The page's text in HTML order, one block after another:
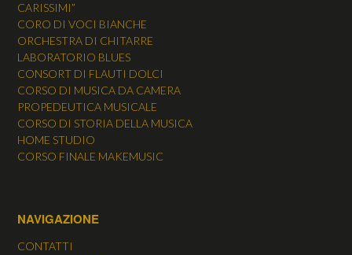
CARISSIMI”
CORO DI VOCI BIANCHE
ORCHESTRA DI CHITARRE
LABORATORIO BLUES
CONSORT DI FLAUTI DOLCI
CORSO DI MUSICA DA CAMERA
PROPEDEUTICA MUSICALE
CORSO DI STORIA DELLA MUSICA
HOME STUDIO
CORSO FINALE MAKEMUSIC
NAVIGAZIONE
CONTATTI